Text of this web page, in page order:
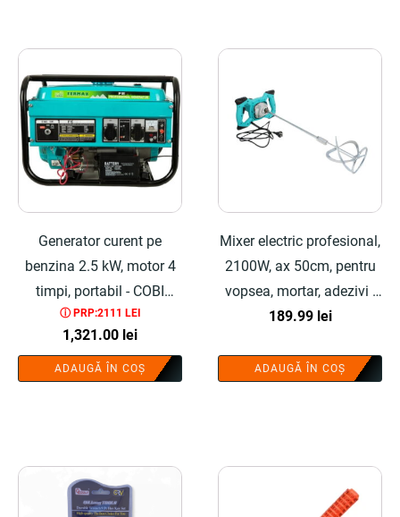
Generator curent pe
benzina 2.5 kW, motor 4
timpi, portabil - COBI
SMART®
ⓘ PRP:2111 LEI
1,321.00 lei
ADAUGĂ ÎN COȘ
Mixer electric profesional,
2100W, ax 50cm, pentru
vopsea, mortar, adezivi -
COBI SMART®
189.99 lei
ADAUGĂ ÎN COȘ